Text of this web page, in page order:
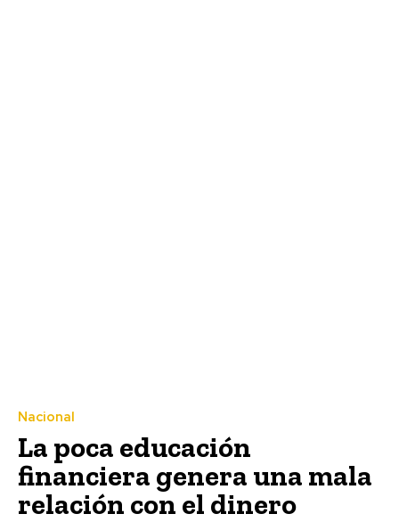
Nacional
La poca educación
financiera genera una mala
relación con el dinero